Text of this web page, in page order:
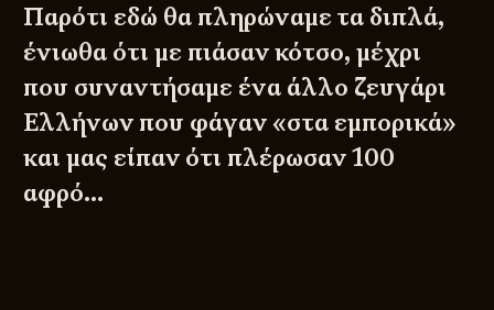
Παρότι εδώ θα πληρώναμε τα διπλά,
ένιωθα ότι με πιάσαν κότσο, μέχρι
που συναντήσαμε ένα άλλο ζευγάρι
Ελλήνων που φάγαν «στα εμπορικά»
και μας είπαν ότι πλέρωσαν 100
αφρό…